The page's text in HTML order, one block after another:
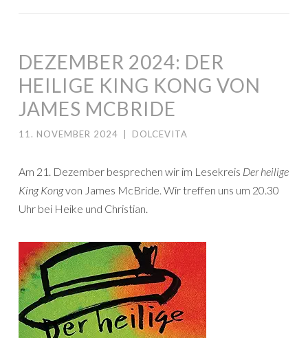
DEZEMBER 2024: DER
HEILIGE KING KONG VON
JAMES MCBRIDE
11. NOVEMBER 2024 DOLCEVITA
Am 21. Dezember besprechen wir im Lesekreis Der heilige
King Kongvon James McBride. Wir treffen uns um 20.30
Uhr bei Heike und Christian.